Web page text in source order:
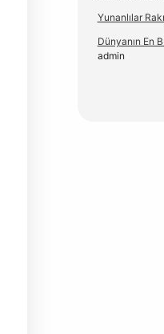
Yunanlılar
Dünyanın En
admin